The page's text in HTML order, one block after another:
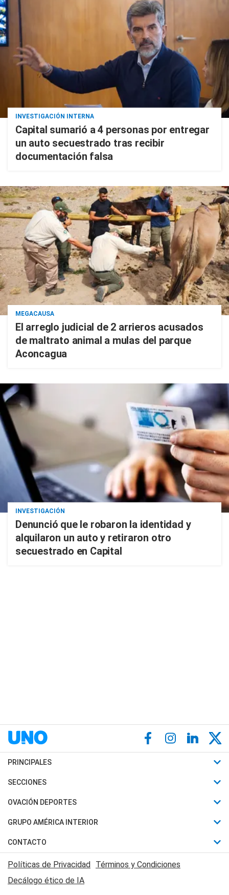
INVESTIGACIÓN INTERNA
Capital sumarió a 4 personas por entregar
un auto secuestrado tras recibir
documentación falsa
MEGACAUSA
El arreglo judicial de 2 arrieros acusados
de maltrato animal a mulas del parque
Aconcagua
INVESTIGACIÓN
Denunció que le robaron la identidad y
alquilaron un auto y retiraron otro
secuestrado en Capital
PRINCIPALES
Últimas Noticias
Política
Judiciales
Economia
SECCIONES
Horóscopo
Motores
Trucos caseros
Series y Películas
Edictos y Solicitadas
OVACIÓN DEPORTES
Fútbol
Mundial
Automovilismo
Rugby
GRUPO AMÉRICA INTERIOR
Canal 7 en Vivo
CONTACTO
Acerca de Nosotros
Contactanos
Políticas de Privacidad Términos y Condiciones
Decálogo ético de IA